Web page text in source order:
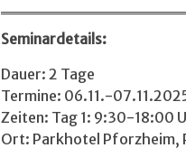
Seminardetails:
Dauer: 2 Tage
Termine: 06.11.-
Zeiten: Tag 1: 9:30-18:00
Ort: Parkhotel Pforzheim,